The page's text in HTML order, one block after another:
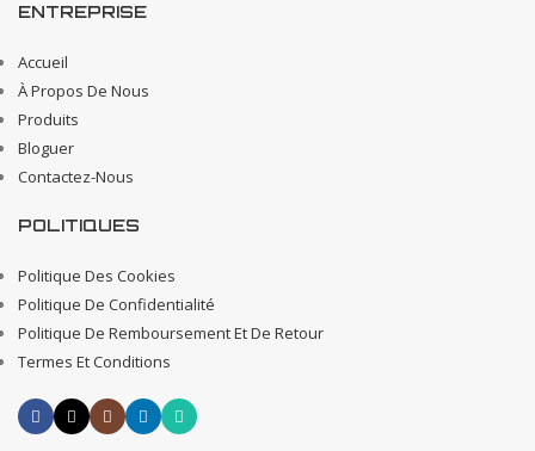
ENTREPRISE
Accueil
À Propos De Nous
Produits
Bloguer
Contactez-Nous
POLITIQUES
Politique Des Cookies
Politique De Confidentialité
Politique De Remboursement Et De Retour
Termes Et Conditions